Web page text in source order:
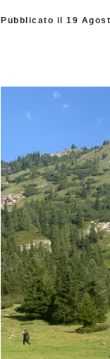
Pubblicato il 19